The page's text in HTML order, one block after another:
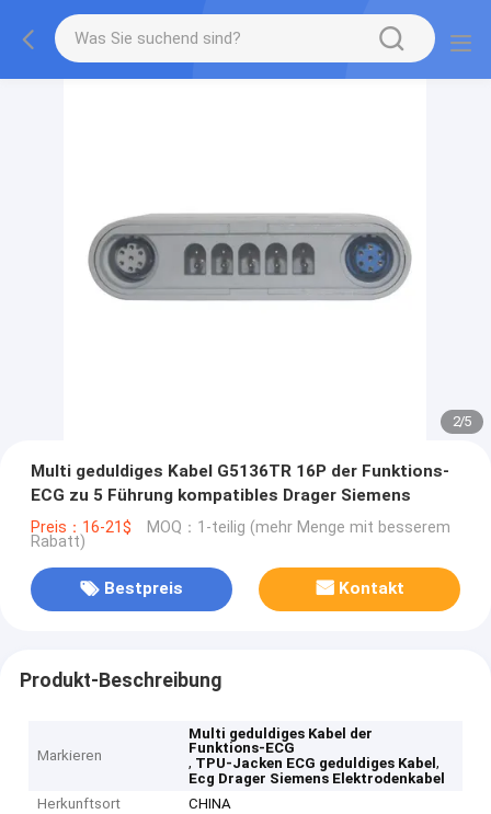
2/5
Multi geduldiges Kabel G5136TR 16P der Funktions-
ECG zu 5 Führung kompatibles Drager Siemens
Preis：16-21$ MOQ：1-teilig (mehr Menge mit besserem
Rabatt)
Bestpreis Kontakt
Produkt-Beschreibung
Markieren
Multi geduldiges Kabel der
Funktions-ECG
, TPU-Jacken ECG geduldiges Kabel,
Ecg Drager Siemens Elektrodenkabel
Herkunftsort
CHINA